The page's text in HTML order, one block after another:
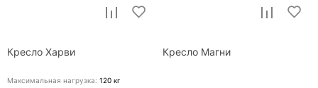
Кресло Харви
Максимальная нагрузка: 120 кг
Кресло Магни